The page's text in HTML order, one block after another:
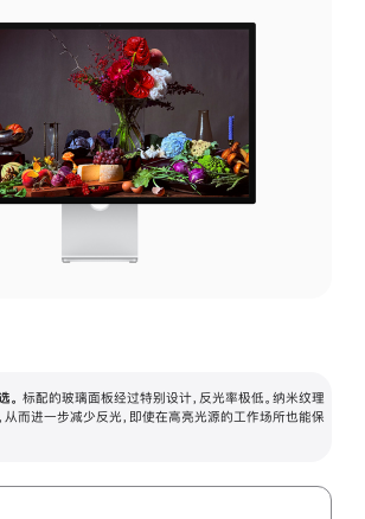
。 标配的玻璃面板经过特别设计，反光率极低。纳米纹理
从而进一步减少反光，即使在高亮光源的工作场所也能保